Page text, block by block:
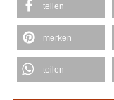
teilen
merken
teilen